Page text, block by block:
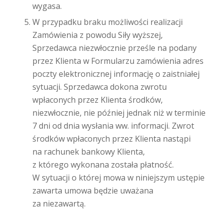
wygasa.
W przypadku braku możliwości realizacji
Zamówienia z powodu Siły wyższej,
Sprzedawca niezwłocznie prześle na podany
przez Klienta w Formularzu zamówienia adres
poczty elektronicznej informację o zaistniałej
sytuacji. Sprzedawca dokona zwrotu
wpłaconych przez Klienta środków,
niezwłocznie, nie później jednak niż w terminie
7 dni od dnia wysłania ww. informacji. Zwrot
środków wpłaconych przez Klienta nastąpi
na rachunek bankowy Klienta,
z którego wykonana została płatność.
W sytuacji o której mowa w niniejszym ustępie
zawarta umowa będzie uważana
za niezawartą.